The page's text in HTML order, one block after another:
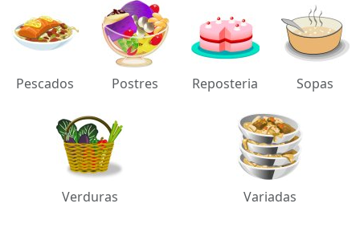
Pescados Postres Reposteria Sopas
Verduras Variadas